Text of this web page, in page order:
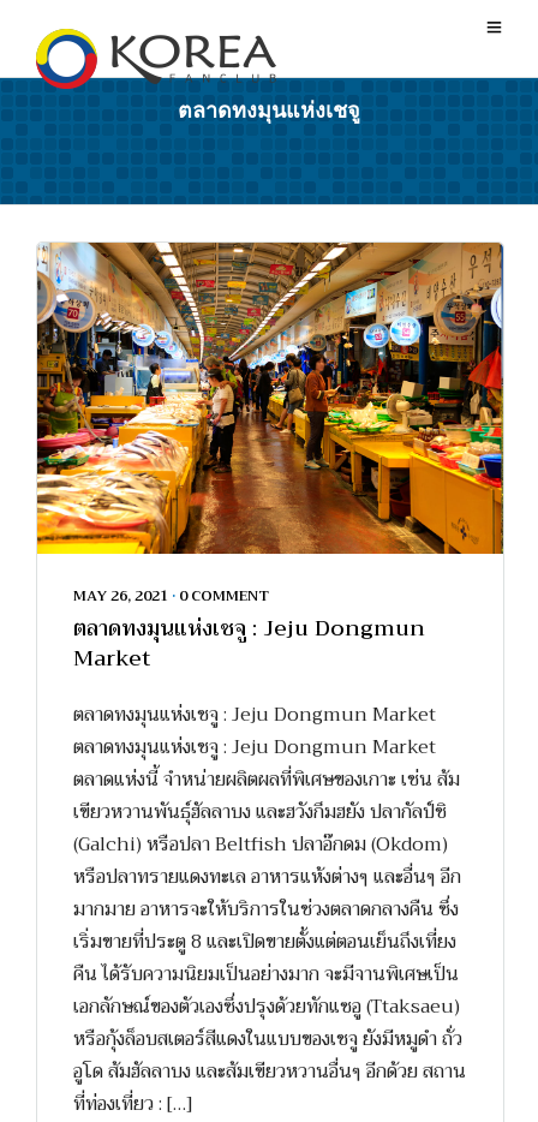
ตลาดทงมุนแห่งเชจู
MAY 26, 2021 • 0 COMMENT
ตลาดทงมุนแห่งเชจู : Jeju Dongmun
Market
ตลาดทงมุนแห่งเชจู : Jeju Dongmun Market
ตลาดทงมุนแห่งเชจู : Jeju Dongmun Market
ตลาดแห่งนี้ จำหน่ายผลิตผลที่พิเศษของเกาะ เช่น ส้ม
เขียวหวานพันธุ์ฮัลลาบง และฮวังกึมฮยัง ปลากัลป์ชิ
(Galchi) หรือปลา Beltfish ปลาอ๊กดม (Okdom)
หรือปลาทรายแดงทะเล อาหารแห้งต่างๆ และอื่นๆ อีก
มากมาย อาหารจะให้บริการในช่วงตลาดกลางคืน ซึ่ง
เริ่มขายที่ประตู 8 และเปิดขายตั้งแต่ตอนเย็นถึงเที่ยง
คืน ได้รับความนิยมเป็นอย่างมาก จะมีจานพิเศษเป็น
เอกลักษณ์ของตัวเองซึ่งปรุงด้วยทักแซอู (Ttaksaeu)
หรือกุ้งล็อบสเตอร์สีแดงในแบบของเชจู ยังมีหมูดำ ถั่ว
อูโด ส้มฮัลลาบง และส้มเขียวหวานอื่นๆ อีกด้วย สถาน
ที่ท่องเที่ยว : […]